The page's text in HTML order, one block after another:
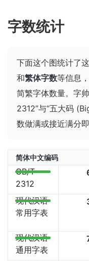
字数统计
下面这个图统计了
和繁体字数等信息
简繁字体数量。字
2312”与“五大码
数做满或接近满分即
简体中文编码
GB/T
2312
现代汉语
常用字表
现代汉语
通用字表